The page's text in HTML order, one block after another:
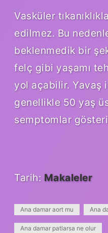
Vasküler
edilmez. Bu
beklenmedik bir
felç gibi yaşamı
yol açabilir. Yavaş
genellikle 50 yaş
semptomlar
Tarih: Makaleler
Ana damar aort mu Ana
Ana damar patlarsa ne olur